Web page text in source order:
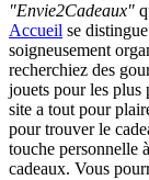
"Envie2Cadeaux"
Accueil se
soigneusement
recherchiez des
jouets pour les plus
site a tout pour
pour trouver le
touche personnelle
cadeaux. Vous